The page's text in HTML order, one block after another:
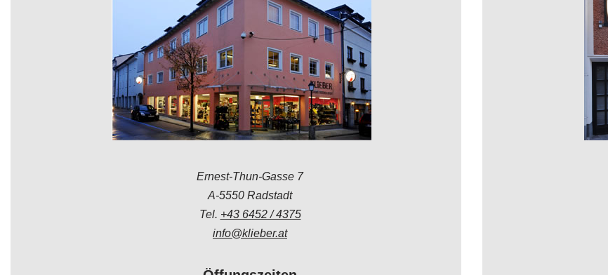
Ernest-Thun-Gasse 7
A-5550 Radstadt
Tel. +43 6452 / 4375
info@klieber.at